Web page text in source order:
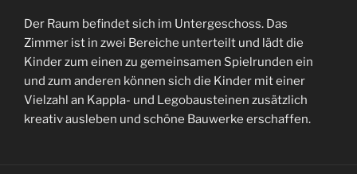
Der Raum befindet sich im Untergeschoss. Das
Zimmer ist in zwei Bereiche unterteilt und lädt die
Kinder zum einen zu gemeinsamen Spielrunden ein
und zum anderen können sich die Kinder mit einer
Vielzahl an Kappla- und Legobausteinen zusätzlich
kreativ ausleben und schöne Bauwerke erschaffen.